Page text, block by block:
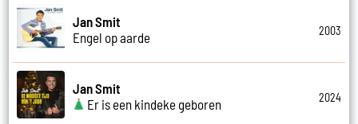
Jan Smit
Engel op aarde
2003
Jan Smit
Er is een kindeke geboren
2024